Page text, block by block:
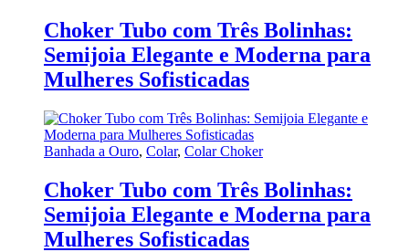
Choker Tubo com Três Bolinhas:
Semijoia Elegante e Moderna para
Mulheres Sofisticadas
Banhada a Ouro, Colar, Colar Choker
Choker Tubo com Três Bolinhas:
Semijoia Elegante e Moderna para
Mulheres Sofisticadas